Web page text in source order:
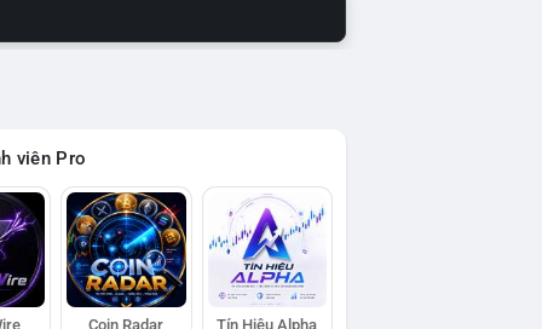
viên Pro
Coin Radar Tín Hiệu Alpha